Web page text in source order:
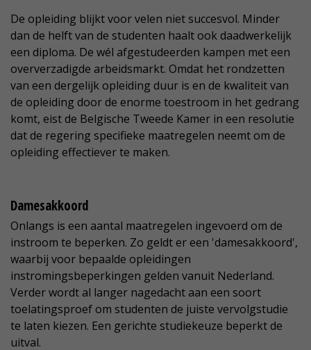
De opleiding blijkt voor velen niet succesvol. Minder
dan de helft van de studenten haalt ook daadwerkelijk
een diploma. De wél afgestudeerden kampen met een
oververzadigde arbeidsmarkt. Omdat het rondzetten
van een dergelijk opleiding duur is en de kwaliteit van
de opleiding door de enorme toestroom in het gedrang
komt, eist de Belgische Tweede Kamer in een resolutie
dat de regering specifieke maatregelen neemt om de
opleiding effectiever te maken.
Damesakkoord
Onlangs is een aantal maatregelen ingevoerd om de
instroom te beperken. Zo geldt er een 'damesakkoord',
waarbij voor bepaalde opleidingen
instromingsbeperkingen gelden vanuit Nederland.
Verder wordt al langer nagedacht aan een soort
toelatingsproef om studenten de juiste vervolgstudie
te laten kiezen. Een gerichte studiekeuze beperkt de
uitval.